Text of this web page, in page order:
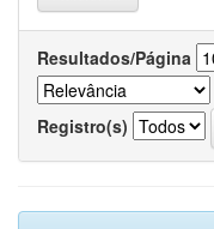
Resultados/Página
Registro(s)